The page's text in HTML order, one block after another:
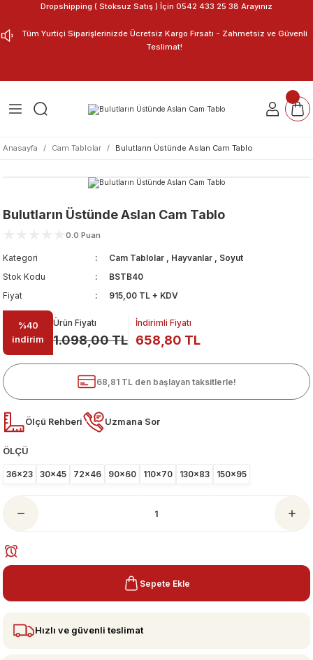
Dropshipping ( Stoksuz Satış ) İçin 0542 433 25 38 Arayınız
Tüm Yurtiçi Siparişlerinizde Ücretsiz Kargo Fırsatı - Zahmetsiz ve Güvenli
Teslimat!
Anasayfa Cam Tablolar Bulutların Üstünde Aslan Cam Tablo
Bulutların Üstünde Aslan Cam Tablo
0.0 Puan
Kategori Cam Tablolar , Hayvanlar , Soyut
Stok Kodu
BSTB40
Fiyat
915,00 TL + KDV
%40
indirim
Ürün Fiyatı
1.098,00 TL
İndirimli Fiyatı
658,80 TL
68,81 TL den başlayan taksitlerle!
Ölçü Rehberi Uzmana Sor
ÖLÇÜ
36x23 30x45 72x46 90x60 110x70 130x83 150x95
Sepete Ekle
Hızlı ve güvenli teslimat